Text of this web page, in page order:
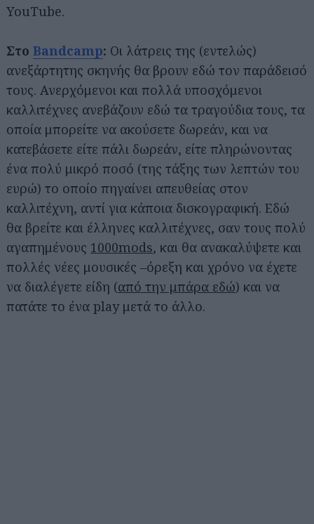
YouTube.
Στο Bandcamp: Οι λάτρεις της (εντελώς)
ανεξάρτητης σκηνής θα βρουν εδώ τον παράδεισό
τους. Ανερχόμενοι και πολλά υποσχόμενοι
καλλιτέχνες ανεβάζουν εδώ τα τραγούδια τους, τα
οποία μπορείτε να ακούσετε δωρεάν, και να
κατεβάσετε είτε πάλι δωρεάν, είτε πληρώνοντας
ένα πολύ μικρό ποσό (της τάξης των λεπτών του
ευρώ) το οποίο πηγαίνει απευθείας στον
καλλιτέχνη, αντί για κάποια δισκογραφική. Εδώ
θα βρείτε και έλληνες καλλιτέχνες, σαν τους πολύ
αγαπημένους 1000mods, και θα ανακαλύψετε και
πολλές νέες μουσικές –όρεξη και χρόνο να έχετε
να διαλέγετε είδη (από την μπάρα εδώ) και να
πατάτε το ένα play μετά το άλλο.